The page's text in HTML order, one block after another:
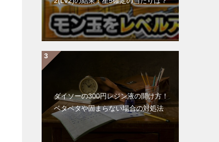
ダイソーの300円レジン液の開け方！
ベタベタや固まらない場合の対処法